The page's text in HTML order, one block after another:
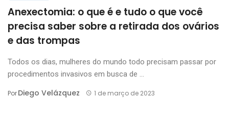
Anexectomia: o que é e tudo o que você
precisa saber sobre a retirada dos ovários
e das trompas
Todos os dias, mulheres do mundo todo precisam passar por
procedimentos invasivos em busca de ...
PorDiego Velázquez 1 de março de 2023